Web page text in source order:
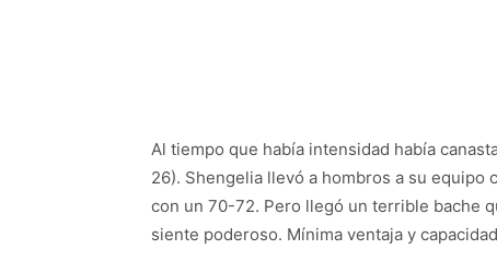
Al tiempo que había intensidad había
26). Shengelia llevó a hombros a su
con un 70-72. Pero llegó un terrible bache
siente poderoso. Mínima ventaja y